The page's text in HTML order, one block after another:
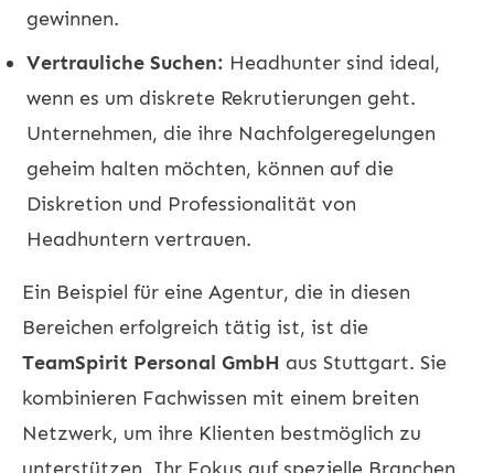
gewinnen.
Vertrauliche Suchen: Headhunter sind ideal,
wenn es um diskrete Rekrutierungen geht.
Unternehmen, die ihre Nachfolgeregelungen
geheim halten möchten, können auf die
Diskretion und Professionalität von
Headhuntern vertrauen.
Ein Beispiel für eine Agentur, die in diesen
Bereichen erfolgreich tätig ist, ist die
TeamSpirit Personal GmbH aus Stuttgart. Sie
kombinieren Fachwissen mit einem breiten
Netzwerk, um ihre Klienten bestmöglich zu